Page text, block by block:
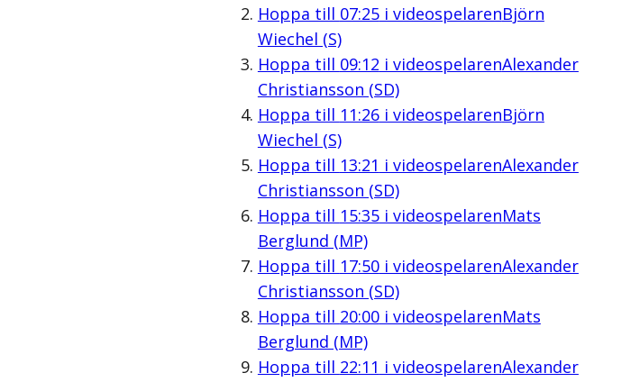
Hoppa till 07:25i videospelarenBjörn
Wiechel (S)
Hoppa till 09:12 i videospelarenAlexander
Christiansson (SD)
Hoppa till 11:26i videospelarenBjörn
Wiechel (S)
Hoppa till 13:21 i videospelarenAlexander
Christiansson (SD)
Hoppa till 15:35i videospelarenMats
Berglund (MP)
Hoppa till 17:50i videospelarenAlexander
Christiansson (SD)
Hoppa till 20:00i videospelarenMats
Berglund (MP)
Hoppa till 22:11 i videospelarenAlexander